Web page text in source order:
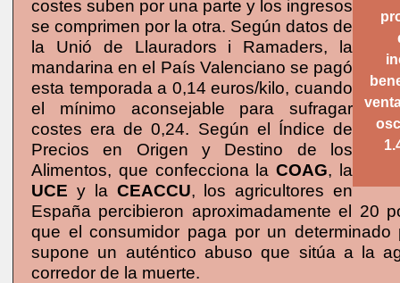
costes suben por una parte y los ingresos
se comprimen por la otra. Según datos de
la Unió de Llauradors i Ramaders, la
mandarina en el País Valenciano se pagó
esta temporada a 0,14 euros/kilo, cuando
el mínimo aconsejable para sufragar
costes era de 0,24. Según el Índice de
Precios en Origen y Destino de los
Alimentos, que confecciona laCOAG, la
UCE y la CEACCU, los agricultores en
España percibieron aproximadamente el 20
que el consumidor paga por un determinado
supone un auténtico abuso que sitúa a la
corredor de la muerte.